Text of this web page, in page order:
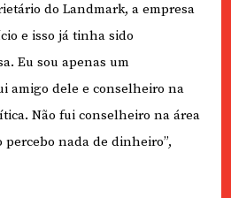
do Landmark, a empresa
e isso já tinha sido
Eu sou apenas um
amigo dele e conselheiro na
Não fui conselheiro na área
nada de dinheiro”,